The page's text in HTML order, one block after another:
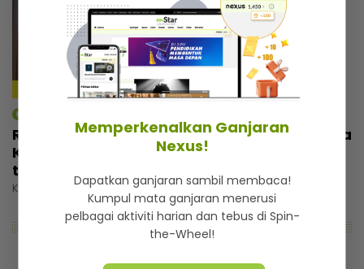
Rezeki wajah seiras Lamine Yamal, pemuda
Kelantan tak sia-siakan peluang... Banyak
tawaran reviu, ramai nak bergambar
Khamis, 30 Julai 2026 5:00 PM
Memperkenalkan Ganjaran
Nexus!
Dapatkan ganjaran sambil membaca!
Kumpul mata ganjaran menerusi
pelbagai aktiviti harian dan tebus di Spin-
the-Wheel!